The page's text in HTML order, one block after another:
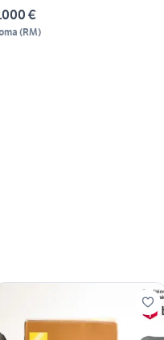
€
(RM)